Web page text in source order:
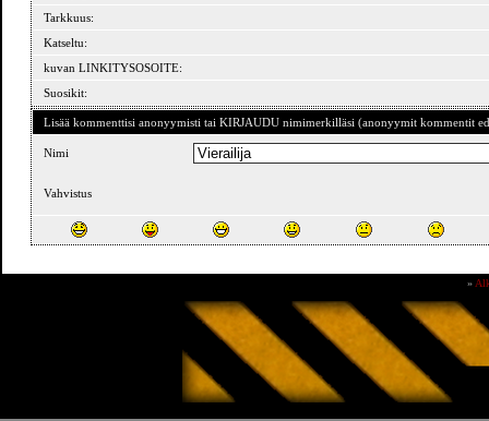
Tarkkuus:
Katseltu:
kuvan LINKITYSOSOITE:
Suosikit:
Lisää kommenttisi anonyymisti tai KIRJAUDU nimimerkilläsi (anonyymit kommentit
Nimi
Vahvistus
»